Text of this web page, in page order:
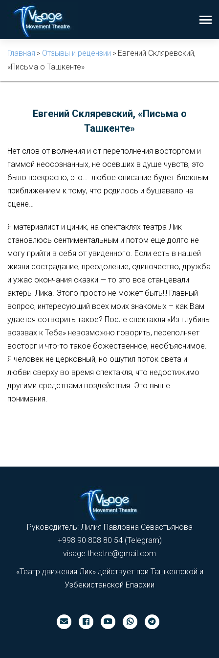
Главная > Отзывы и рецензии > Евгений Скляревский,
«Письма о Ташкенте»
Евгений Скляревский, «Письма о
Ташкенте»
Нет слов от волнения и от переполнения восторгом и
гаммой неосознанных, не осевших в душе чувств, это
было прекрасно, это… любое описание будет блеклым
приближением к тому, что родилось и бушевало на
сцене…
Я материалист и циник, на спектаклях театра Лик
становлюсь сентиментальным и потом еще долго не
могу прийти в себя от увиденного. Если есть в нашей
жизни сострадание, преодоление, одиночество, дружба
и ужас окончания сказки — то это все станцевали
актеры Лика. Этого просто не может быть!!! Главный
вопрос, интересующий всех моих знакомых – как Вам
удается сотворить такое? После спектакля «Из глубины
воззвах к Тебе» невозможно говорить, переполняет
восторг и что-то такое божественное, необъяснимое.
Я человек не церковный, но ощутил поток света и
любви сверху во время спектакля, что недостижимо
другими средствами воздействия. Это выше
понимания.
Руководитель: Лилия Павловна Севастьянова
+998 90 808 80 54 (Telegram)
visage.theatre@gmail.com
«Театр движения Лик» действует при Ташкентской и
Узбекистанской Епархии